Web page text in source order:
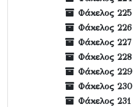
Φάκελος 225
Φάκελος 226
Φάκελος 227
Φάκελος 228
Φάκελος 229
Φάκελος 230
Φάκελος 231